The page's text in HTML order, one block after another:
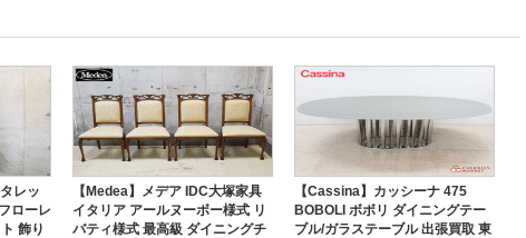
レッ
ローレ
飾り
【Medea】メデア IDC大塚家具
イタリア アールヌーボー様式 リ
バティ様式 最高級 ダイニングチ
【Cassina】カッシーナ 475
BOBOLI ボボリ ダイニングテー
ブル/ガラステーブル 出張買取 東